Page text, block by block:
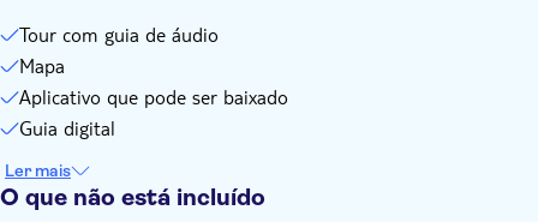
com base na sua localização. Pode começar a qualquer
altura e fazer uma pausa em qualquer lugar
A maioria das paragens ao longo da visita tem vídeos
animados que lhe permitem visualizar o que não pode ver,
como fotografias de diferentes séculos ou de salas interiores
Este passeio não tem data de validade. Pode utilizá-la em
qualquer viagem, as vezes que quiser
Tour com guia de áudio
Mapa
Aplicativo que pode ser baixado
Guia digital
Ler mais
O que não está incluído